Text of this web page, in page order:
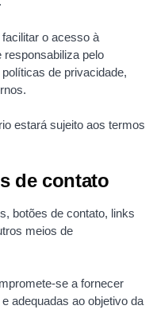
o acesso à
responsabiliza pelo
de privacidade,
estará sujeito aos termos
de contato
botões de contato, links
meios de
se a fornecer
adequadas ao objetivo da